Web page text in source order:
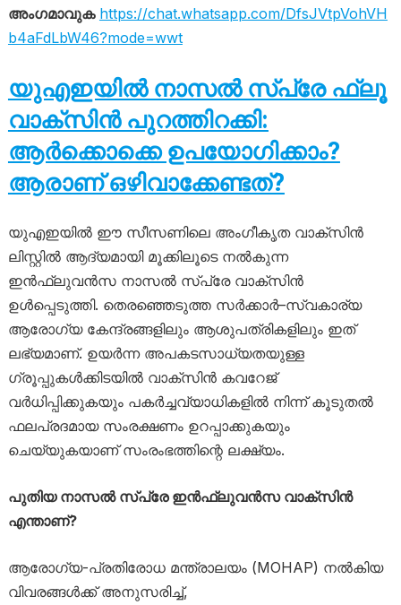
അംഗമാവുക https://chat.whatsapp.com/DfsJVtpVohVH
b4aFdLbW46?mode=wwt
യുഎഇയിൽ നാസൽ സ്പ്രേ ഫ്ലൂ
വാക്സിൻ പുറത്തിറക്കി:
ആർക്കൊക്കെ ഉപയോഗിക്കാം?
ആരാണ് ഒഴിവാക്കേണ്ടത്?
യുഎഇയിൽ ഈ സീസണിലെ അംഗീകൃത വാക്സിൻ
ലിസ്റ്റിൽ ആദ്യമായി മൂക്കിലൂടെ നൽകുന്ന
ഇൻഫ്ലുവൻസ നാസൽ സ്പ്രേ വാക്സിൻ
ഉൾപ്പെടുത്തി. തെരഞ്ഞെടുത്ത സർക്കാർ–സ്വകാര്യ
ആരോഗ്യ കേന്ദ്രങ്ങളിലും ആശുപത്രികളിലും ഇത്
ലഭ്യമാണ്. ഉയർന്ന അപകടസാധ്യതയുള്ള
ഗ്രൂപ്പുകൾക്കിടയിൽ വാക്സിൻ കവറേജ്
വർധിപ്പിക്കുകയും പകർച്ചവ്യാധികളിൽ നിന്ന് കൂടുതൽ
ഫലപ്രദമായ സംരക്ഷണം ഉറപ്പാക്കുകയും
ചെയ്യുകയാണ് സംരംഭത്തിന്റെ ലക്ഷ്യം.
പുതിയ നാസൽ സ്പ്രേ ഇൻഫ്ലുവൻസ വാക്സിൻ
എന്താണ്?
ആരോഗ്യ-പ്രതിരോധ മന്ത്രാലയം (MOHAP) നൽകിയ
വിവരങ്ങൾക്ക് അനുസരിച്ച്,